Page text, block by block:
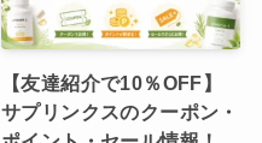
【友達紹介で10％OFF】
サプリンクスのクーポン・